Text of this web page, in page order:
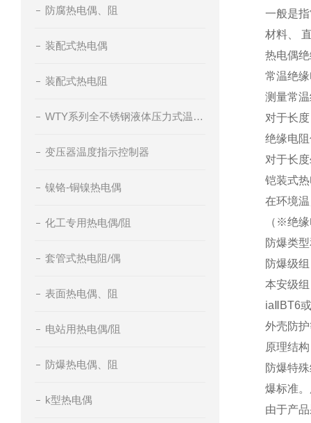
防腐热电偶、阻
装配式热电偶
装配式热电阻
WTY系列全不锈钢液体压力式温度计
变压器温度指示控制器
镍铬-铜镍热电偶
化工专用热电偶/阻
套管式热电阻/偶
表面热电偶、阻
电站用热电偶/阻
防爆热电偶、阻
k型热电偶
一般是
材料、
热电偶
常温绝
测量常
对于长
绝缘电
对于长
铠装式
在环境
（ ※绝
防爆类
防爆级
本安级
ia
BT6
外壳防
原理结
防爆特
爆标准
由于产